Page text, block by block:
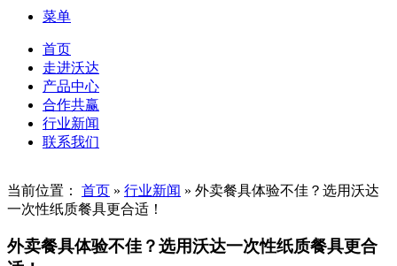
菜单
首页
走进沃达
产品中心
合作共赢
行业新闻
联系我们
当前位置： 首页 » 行业新闻 » 外卖餐具体验不佳？选用沃达
一次性纸质餐具更合适！
外卖餐具体验不佳？选用沃达一次性纸质餐具更合